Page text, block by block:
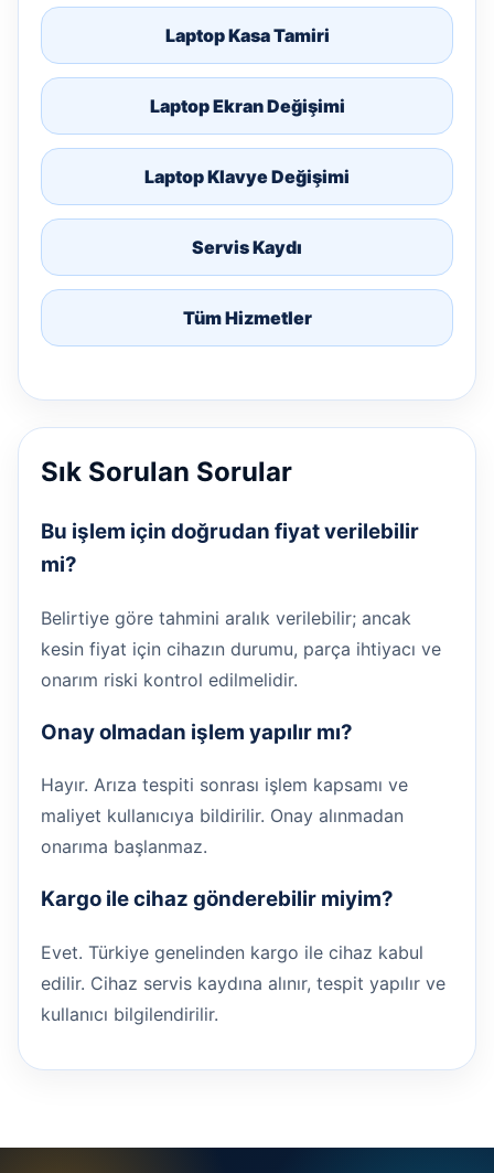
Laptop Kasa Tamiri
Laptop Ekran Değişimi
Laptop Klavye Değişimi
Servis Kaydı
Tüm Hizmetler
Sık Sorulan Sorular
Bu işlem için doğrudan fiyat verilebilir
mi?
Belirtiye göre tahmini aralık verilebilir; ancak
kesin fiyat için cihazın durumu, parça ihtiyacı ve
onarım riski kontrol edilmelidir.
Onay olmadan işlem yapılır mı?
Hayır. Arıza tespiti sonrası işlem kapsamı ve
maliyet kullanıcıya bildirilir. Onay alınmadan
onarıma başlanmaz.
Kargo ile cihaz gönderebilir miyim?
Evet. Türkiye genelinden kargo ile cihaz kabul
edilir. Cihaz servis kaydına alınır, tespit yapılır ve
kullanıcı bilgilendirilir.